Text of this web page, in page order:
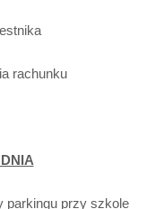
rachunku
parkingu przy szkole